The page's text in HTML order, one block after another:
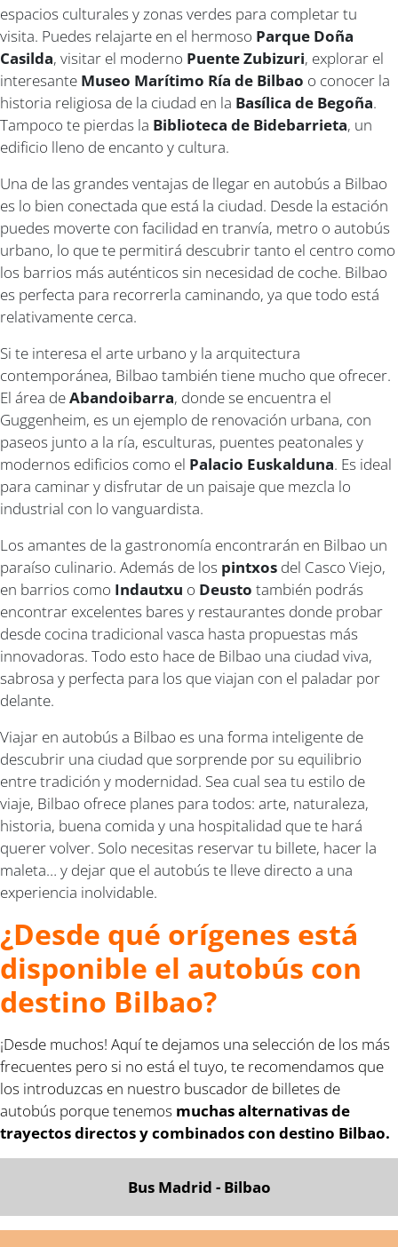
espacios culturales y zonas verdes para completar tu
visita. Puedes relajarte en el hermoso Parque Doña
Casilda, visitar el moderno Puente Zubizuri, explorar el
interesante Museo Marítimo Ría de Bilbao o conocer la
historia religiosa de la ciudad en la Basílica de Begoña.
Tampoco te pierdas la Biblioteca de Bidebarrieta, un
edificio lleno de encanto y cultura.
Una de las grandes ventajas de llegar en autobús a Bilbao
es lo bien conectada que está la ciudad. Desde la estación
puedes moverte con facilidad en tranvía, metro o autobús
urbano, lo que te permitirá descubrir tanto el centro como
los barrios más auténticos sin necesidad de coche. Bilbao
es perfecta para recorrerla caminando, ya que todo está
relativamente cerca.
Si te interesa el arte urbano y la arquitectura
contemporánea, Bilbao también tiene mucho que ofrecer.
El área deAbandoibarra, donde se encuentra el
Guggenheim, es un ejemplo de renovación urbana, con
paseos junto a la ría, esculturas, puentes peatonales y
modernos edificios como el Palacio Euskalduna. Es ideal
para caminar y disfrutar de un paisaje que mezcla lo
industrial con lo vanguardista.
Los amantes de la gastronomía encontrarán en Bilbao un
paraíso culinario. Además de los pintxos del Casco Viejo,
en barrios como Indautxu o Deusto también podrás
encontrar excelentes bares y restaurantes donde probar
desde cocina tradicional vasca hasta propuestas más
innovadoras. Todo esto hace de Bilbao una ciudad viva,
sabrosa y perfecta para los que viajan con el paladar por
delante.
Viajar en autobús a Bilbao es una forma inteligente de
descubrir una ciudad que sorprende por su equilibrio
entre tradición y modernidad. Sea cual sea tu estilo de
viaje, Bilbao ofrece planes para todos: arte, naturaleza,
historia, buena comida y una hospitalidad que te hará
querer volver. Solo necesitas reservar tu billete, hacer la
maleta… y dejar que el autobús te lleve directo a una
experiencia inolvidable.
¿Desde qué orígenes está
disponible el autobús con
destino Bilbao?
¡Desde muchos! Aquí te dejamos una selección de los más
frecuentes pero si no está el tuyo, te recomendamos que
los introduzcas en nuestro buscador de billetes de
autobús porque tenemos muchas alternativas de
trayectos directos y combinados con destino Bilbao.
Bus Madrid - Bilbao